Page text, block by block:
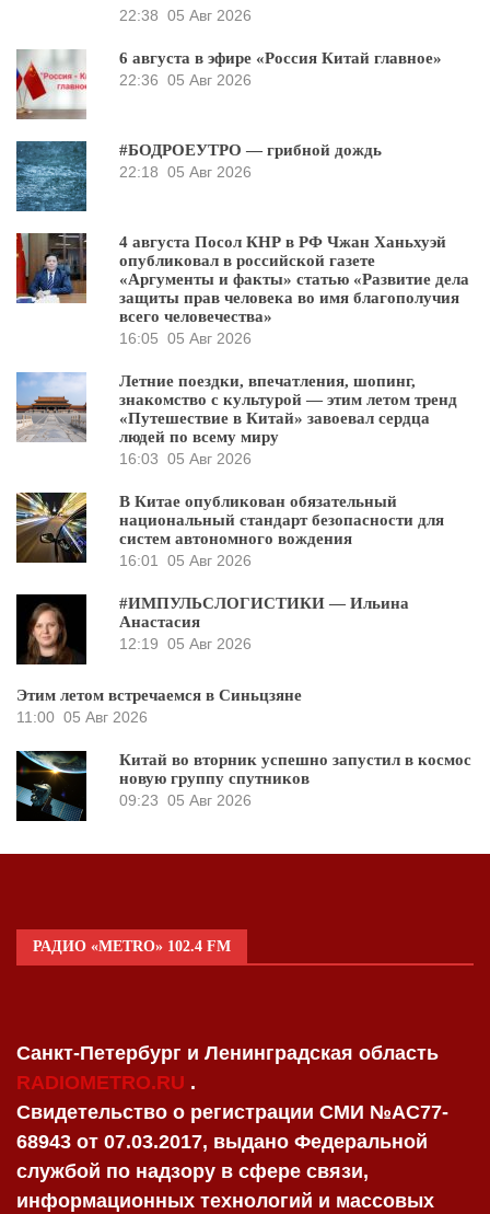
22:38 05 Авг 2026
6 августа в эфире «Россия Китай главное»
22:36 05 Авг 2026
#БОДРОЕУТРО — грибной дождь
22:18 05 Авг 2026
4 августа Посол КНР в РФ Чжан Ханьхуэй
опубликовал в российской газете
«Аргументы и факты» статью «Развитие дела
защиты прав человека во имя благополучия
всего человечества»
16:05 05 Авг 2026
Летние поездки, впечатления, шопинг,
знакомство с культурой — этим летом тренд
«Путешествие в Китай» завоевал сердца
людей по всему миру
16:03 05 Авг 2026
В Китае опубликован обязательный
национальный стандарт безопасности для
систем автономного вождения
16:01
05 Авг 2026
#ИМПУЛЬСЛОГИСТИКИ — Ильина
Анастасия
12:19 05 Авг 2026
Этим летом встречаемся в Синьцзяне
11:00 05 Авг 2026
Китай во вторник успешно запустил в космос
новую группу спутников
09:23 05 Авг 2026
РАДИО «METRO» 102.4 FM
Санкт-Петербург и Ленинградская область
RADIOMETRO.RU .
Свидетельство о регистрации СМИ №AC77-
68943 от 07.03.2017, выдано Федеральной
службой по надзору в сфере связи,
информационных технологий и массовых